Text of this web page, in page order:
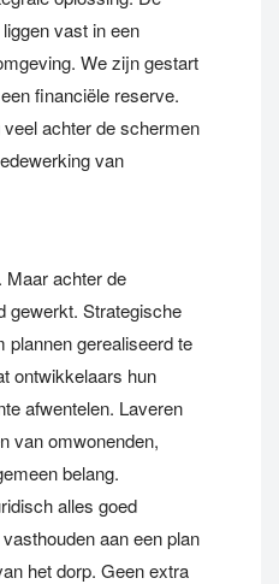
vast in een
We zijn gestart
financiële reserve.
achter de schermen
van
Maar achter de
gewerkt. Strategische
gerealiseerd te
ontwikkelaars hun
afwentelen. Laveren
van omwonenden,
belang.
alles goed
aan een plan
het dorp. Geen extra